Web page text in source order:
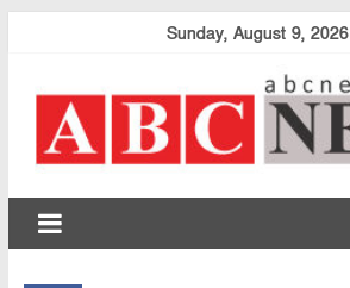
Sunday, August 9, 2026
abcnewsbd